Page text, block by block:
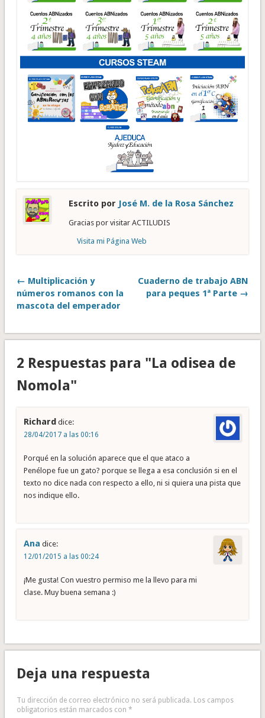
Escrito por José M. de la Rosa Sánchez
Gracias por visitar ACTILUDIS
Visita mi Página Web
← Multiplicación y
números romanos con la
mascota del emperador
Cuaderno de trabajo ABN
para peques 1ª Parte →
2 Respuestas para "La odisea de
Nomola"
Richard dice:
28/04/2017 a las 00:16
Porqué en la solución aparece que el que ataco a
Penélope fue un gato? porque se llega a esa conclusión si en el
texto no dice nada con respecto a ello, ni si quiera una pista que
nos indique ello.
Ana dice:
12/01/2015 a las 00:24
¡Me gusta! Con vuestro permiso me la llevo para mi
clase. Muy buena semana :)
Deja una respuesta
Tu dirección de correo electrónico no será publicada. Los campos
obligatorios están marcados con *